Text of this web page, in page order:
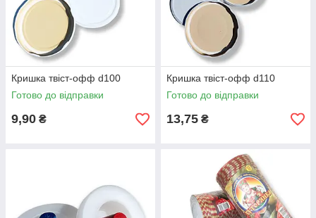
Кришка твіст-офф d100
Готово до відправки
9,90 ₴
Кришка твіст-офф d110
Готово до відправки
13,75 ₴